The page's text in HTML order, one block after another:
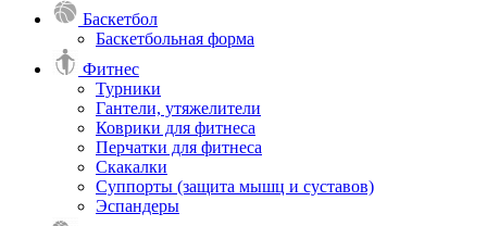
Баскетбол
Баскетбольная форма
Фитнес
Турники
Гантели, утяжелители
Коврики для фитнеса
Перчатки для фитнеса
Скакалки
Суппорты (защита мышц и суставов)
Эспандеры